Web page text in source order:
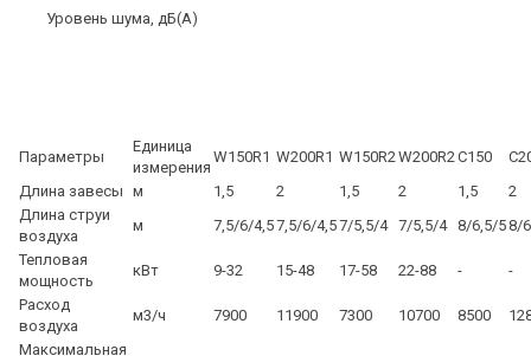
Уровень шума, дБ(А)
Параметры
Единица
измерения
W150R1 W200R1 W150R2W200R2C150
Длина завесы м 1,5 2 1,5 2 1,5
2
Длина струи
воздуха
м 7,5/6/4,57,5/6/4,57/5,5/4 7/5,5/4 8/6,5/58/
Тепловая
мощность
кВт 9-32 15-48 17-58 22-88 -
-
Расход
воздуха
м3/ч 7900 11900 7300 10700 8500
Максимальная